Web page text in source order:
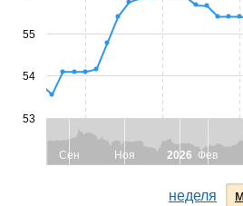
Сен Ноя 2026 Фев
53
54
55
неделя